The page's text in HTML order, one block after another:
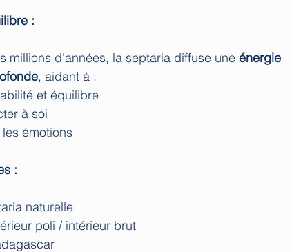
:
millions d’années, la septaria diffuse une énergie
, aidant à :
et équilibre
à soi
émotions
:
naturelle
poli / intérieur brut